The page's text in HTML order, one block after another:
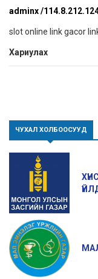
adminx /
slot online link gacor
Хариулах
ЧУХАЛ ХОЛБООСУУД